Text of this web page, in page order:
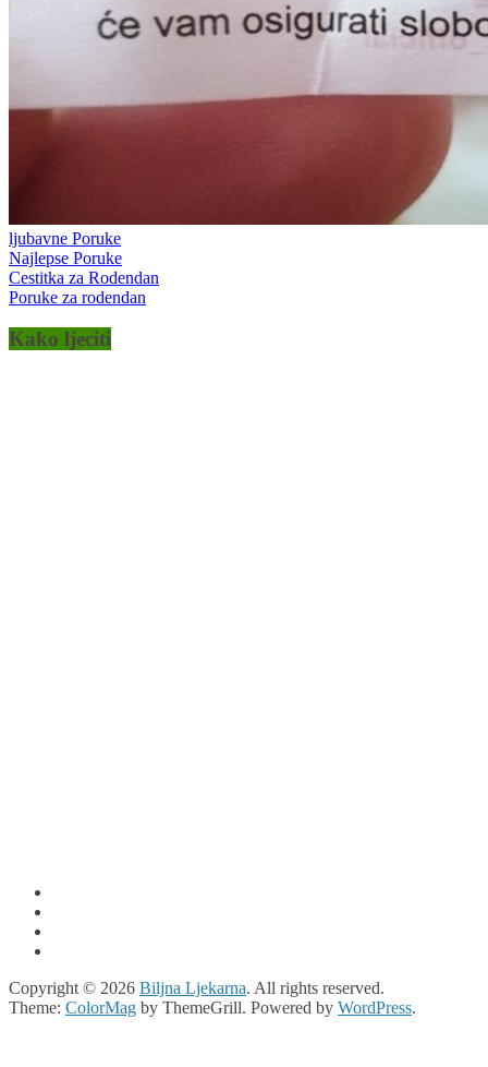
ljubavne Poruke
Najlepse Poruke
Cestitka za Rodendan
Poruke za rodendan
Kako ljeciti
Copyright © 2026 Biljna Ljekarna. All rights reserved.
Theme: ColorMag by ThemeGrill. Powered by WordPress.